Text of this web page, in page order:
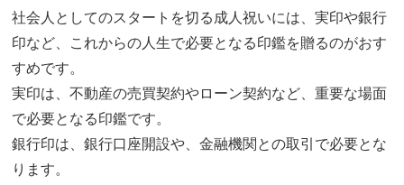
社会人としてのスタートを切る成人祝いには、実印や銀行
印など、これからの人生で必要となる印鑑を贈るのがおす
すめです。
実印は、不動産の売買契約やローン契約など、重要な場面
で必要となる印鑑です。
銀行印は、銀行口座開設や、金融機関との取引で必要とな
ります。